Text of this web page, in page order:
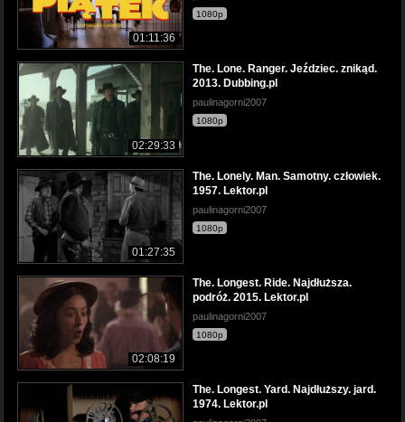
01:11:36
1080p
02:29:33
The. Lone. Ranger. Jeździec. znikąd.
2013. Dubbing.pl
paulinagorni2007
1080p
01:27:35
The. Lonely. Man. Samotny. człowiek.
1957. Lektor.pl
paulinagorni2007
1080p
02:08:19
The. Longest. Ride. Najdłuższa.
podróż. 2015. Lektor.pl
paulinagorni2007
1080p
The. Longest. Yard. Najdłuższy. jard.
1974. Lektor.pl